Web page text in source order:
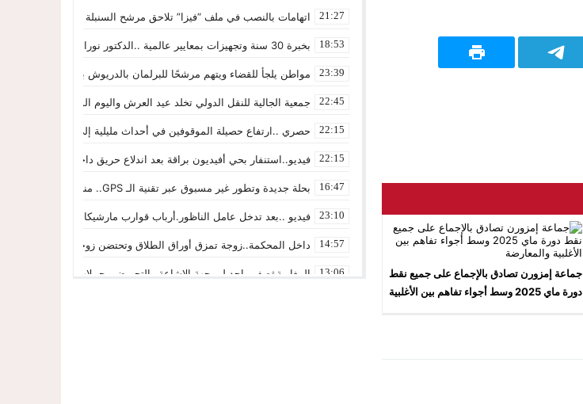
جماعة إمزورن تصادق بالإجماع على جميع نقط
دورة ماي 2025 وسط أجواء تفاهم بين الأغلبية
21:27 اتهامات بالنصب في ملف “فيزا” تلاحق مرشح السنبلة بالدريوش.. وشكاية
18:53 بخبرة 30 سنة وتجهيزات بمعايير عالمية ..الدكتور نورالدين صبار يفتتح عيادته المتخصصة في جراحة العظام بالناظور
23:39 مواطن يلجأ للقضاء ويتهم مرشحًا للبرلمان بالدريوش بالاستيلاء على 22 مليون سنتيم
22:45 جمعية الجالية للنقل الدولي تخلد عيد العرش واليوم الوطني للمهاجر
22:15 حصري ..ارتفاع حصيلة الموقوفين في أحداث مليلية إلى 82 شخصًا وتحقيقات تقود إلى متابعات جنائية ثقيلة
22:15 فيديو..استنفار بحي أفيديون براقة بعد اندلاع حريق داخل ضيعة فلاحية
16:47 بحلة جديدة وتطور غير مسبوق عبر تقنية الـ GPS.. منصة “مرحباناظور” تعزز مكانتها كوجهة أولى لسكان إقليمي الناظور والدريوش
23:10 فيديو ..بعد تدخل عامل الناظور.أرباب قوارب مارشيكا يعلقون احتجاجهم
14:57 داخل المحكمة..زوجة تمزق أوراق الطلاق وتحتضن زوجها في لحظة
13:06 المغاربةةصف واحد لموجهة الإشاعة والتحريض وحملات التضليل